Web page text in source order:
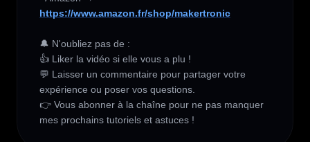
https://www.amazon.fr/shop/makertronic
🔔 N'oubliez pas de :
👍 Liker la vidéo si elle vous a plu !
💬 Laisser un commentaire pour partager votre
expérience ou poser vos questions.
👉 Vous abonner à la chaîne pour ne pas manquer
mes prochains tutoriels et astuces !